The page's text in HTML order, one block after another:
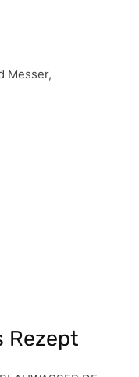
Messer,
Rezept